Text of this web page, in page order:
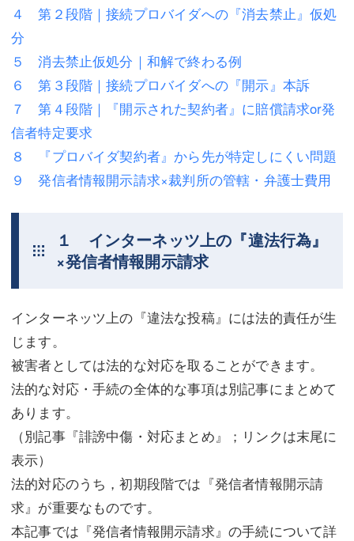
刑事弁護
交通事故
不動産登記
商業登記
調査・書面作成
債務整理
アクセス
埼玉事務所 (さいたま市)
川口事務所（埼玉県川口市）
交通事故
不動産登記
商業登記
調査・書面作成
債務整理
マスコミ取材・実績
東京事務所 (新宿・四谷)
川口事務所（埼玉県川口市）
お問い合せフォーム
４ 第２段階｜接続プロバイダへの『消去禁止』仮処
分
５ 消去禁止仮処分｜和解で終わる例
６ 第３段階｜接続プロバイダへの『開示』本訴
７ 第４段階｜『開示された契約者』に賠償請求or発
信者特定要求
８ 『プロバイダ契約者』から先が特定しにくい問題
９ 発信者情報開示請求×裁判所の管轄・弁護士費用
１ インターネッツ上の『違法行為』
×発信者情報開示請求
インターネッツ上の『違法な投稿』には法的責任が生
じます。
被害者としては法的な対応を取ることができます。
法的な対応・手続の全体的な事項は別記事にまとめて
あります。
（別記事『誹謗中傷・対応まとめ』；リンクは末尾に
表示）
法的対応のうち，初期段階では『発信者情報開示請
求』が重要なものです。
本記事では『発信者情報開示請求』の手続について詳